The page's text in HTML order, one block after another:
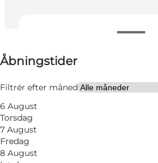
Åbningstider
Filtrér efter måned
6 August
Torsdag
7 August
Fredag
8 August
Besøg hjemmeside
Mig selv, Min partner, Venner